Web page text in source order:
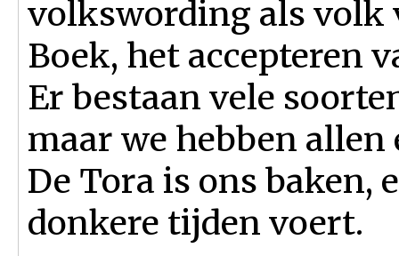
volkswording als volk
Boek, het accepteren
Er bestaan vele
maar we hebben
De Tora is ons baken,
donkere tijden voert.